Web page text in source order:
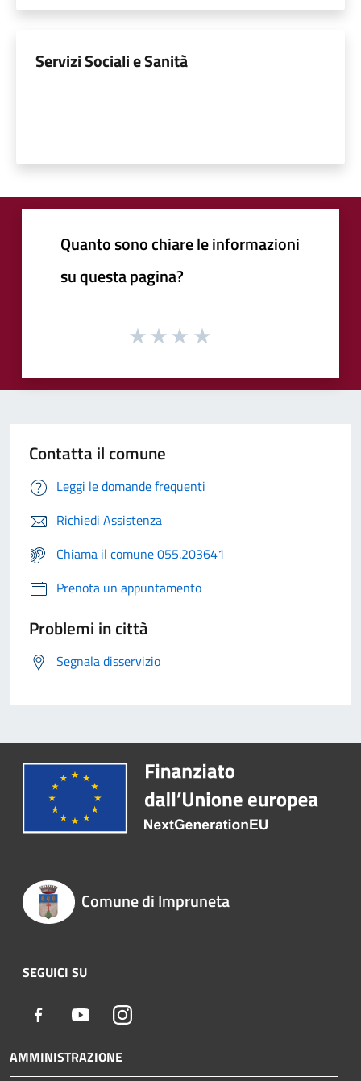
Servizi Sociali e Sanità
Quanto sono chiare le informazioni
su questa pagina?
Contatta il comune
Leggi le domande frequenti
Richiedi Assistenza
Chiama il comune 055.203641
Prenota un appuntamento
Problemi in città
Segnala disservizio
Comune di Impruneta
SEGUICI SU
Facebook YoutubeInstagram
AMMINISTRAZIONE